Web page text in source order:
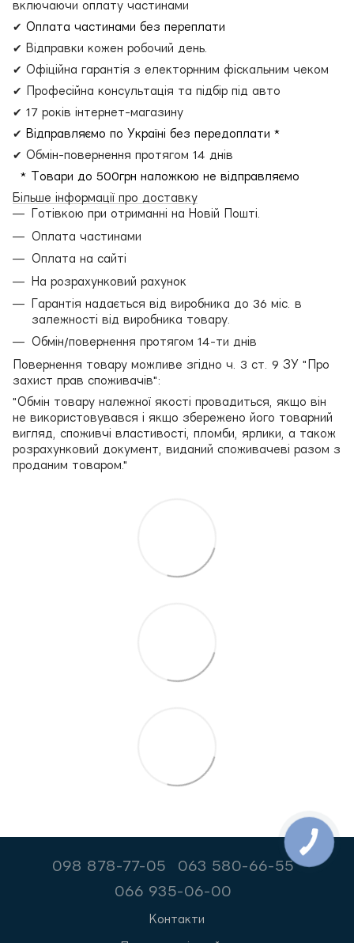
включаючи оплату частинами
✔ Оплата частинами без переплати
✔ Відправки кожен робочий день.
✔ Офіційна гарантія з електорнним фіскальним чеком
✔ Професійна консультація та підбір під авто
✔ 17 років інтернет-магазину
✔ Відправляємо по Україні без передоплати *
✔ Обмін-повернення протягом 14 днів
* Товари до 500грн наложкою не відправляємо
Більше інформації про доставку
Готівкою при отриманні на Новій Пошті.
Оплата частинами
Оплата на сайті
На розрахунковий рахунок
Гарантія надається від виробника до 36 міс. в
залежності від виробника товару.
Обмін/повернення протягом 14-ти днів
Повернення товару можливе згідно ч. 3 ст. 9 ЗУ "Про
захист прав споживачів":
"Обмін товару належної якості провадиться, якщо він
не використовувався і якщо збережено його товарний
вигляд, споживчі властивості, пломби, ярлики, а також
розрахунковий документ, виданий споживачеві разом з
проданим товаром."
098 878-77-05
063 580-66-55
066 935-06-00
Контакти